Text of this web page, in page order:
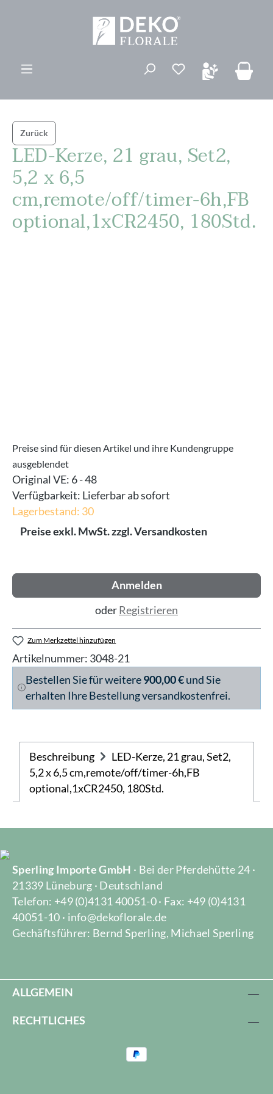
Du hast 0
Zurück
LED-Kerze, 21 grau, Set2,
5,2 x 6,5
cm,remote/off/timer-6h,FB
optional,1xCR2450, 180Std.
Preise sind für diesen Artikel und ihre Kundengruppe
ausgeblendet
Original VE: 6 - 48
Verfügbarkeit: Lieferbar ab sofort
Lagerbestand: 30
Preise exkl. MwSt. zzgl. Versandkosten
Anmelden
oderRegistrieren
Zum Merkzettel hinzufügen
Artikelnummer: 3048-21
Bestellen Sie für weitere900,00 €und Sie
erhalten Ihre Bestellung versandkostenfrei.
Beschreibung
LED-Kerze, 21 grau, Set2,
5,2 x 6,5 cm,remote/off/timer-6h,FB
optional,1xCR2450, 180Std.
Sperling Importe GmbH · Bei der Pferdehütte 24 ·
21339 Lüneburg · Deutschland
Telefon: +49 (0)4131 40051-0 · Fax: +49 (0)4131
40051-10 · info@dekoflorale.de
Gechäftsführer: Bernd Sperling, Michael Sperling
ALLGEMEIN
RECHTLICHES